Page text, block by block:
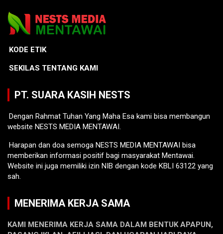
KODE ETIK
SEKILAS TENTANG KAMI
PT. SUARA KASIH NESTS
Dengan Rahmat Tuhan Yang Maha Esa kami bisa membangun
website NESTS MEDIA MENTAWAI.
Harapan dan doa semoga NESTS MEDIA MENTAWAI bisa
memberikan informasi positif bagi masyarakat Mentawai.
Website ini juga memiliki izin NIB dengan kode KBLI 63122 yang
sah.
MENERIMA KERJA SAMA
KAMI MENERIMA KERJA SAMA DALAM BENTUK APAPUN,